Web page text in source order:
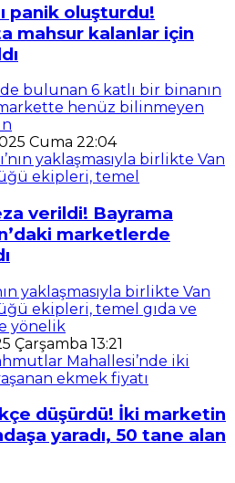
panik oluşturdu!
mahsur kalanlar için
bulunan 6 katlı bir binanın
henüz bilinmeyen
Cuma 22:04
verildi! Bayrama
marketlerde
yaklaşmasıyla birlikte Van
ekipleri, temel gıda ve
yönelik
Çarşamba 13:21
düşürdü! İki marketin
yaradı, 50 tane alan